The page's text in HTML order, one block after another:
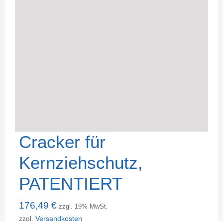
Cracker für
Kernziehschutz,
PATENTIERT
176,49 € zzgl. 19% MwSt.
zzgl. Versandkosten